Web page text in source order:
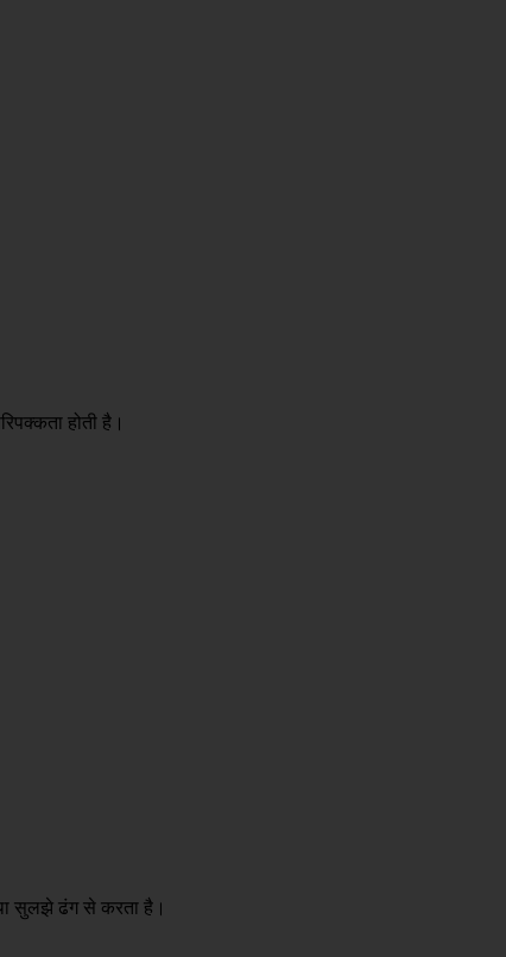
होती है।
सुलझे ढंग से करता है।